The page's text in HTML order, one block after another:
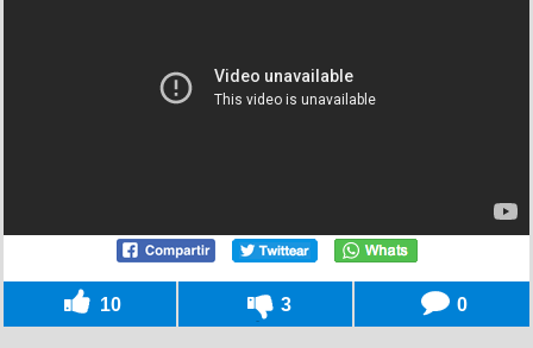
10 3 0